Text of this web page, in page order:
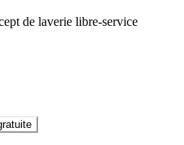
de laverie libre-service